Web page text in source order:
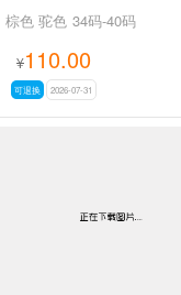
棕色 驼色 34码-40码
¥110.00
可退换 2026-07-31